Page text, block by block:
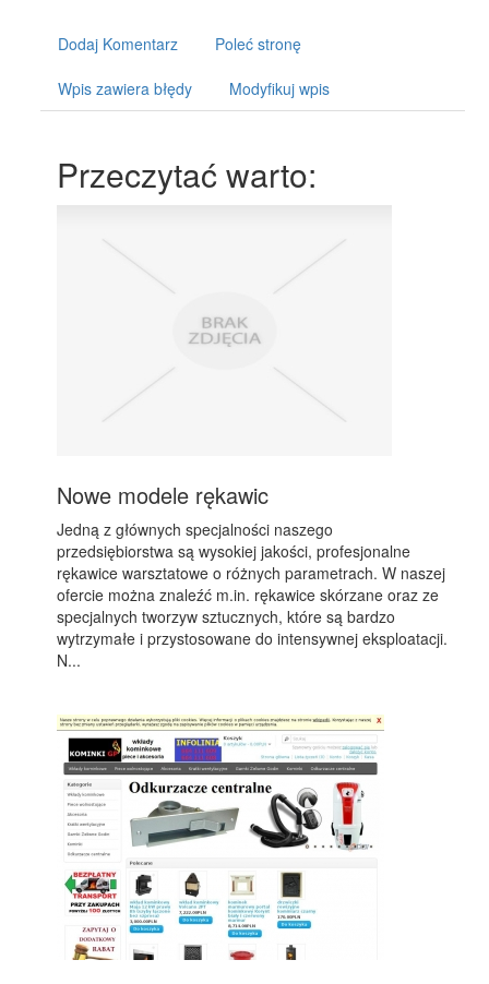
Dodaj Komentarz Poleć stronę
Wpis zawiera błędy Modyfikuj wpis
Przeczytać warto:
Nowe modele rękawic
Jedną z głównych specjalności naszego
przedsiębiorstwa są wysokiej jakości, profesjonalne
rękawice warsztatowe o różnych parametrach. W naszej
ofercie można znaleźć m.in. rękawice skórzane oraz ze
specjalnych tworzyw sztucznych, które są bardzo
wytrzymałe i przystosowane do intensywnej eksploatacji.
N...